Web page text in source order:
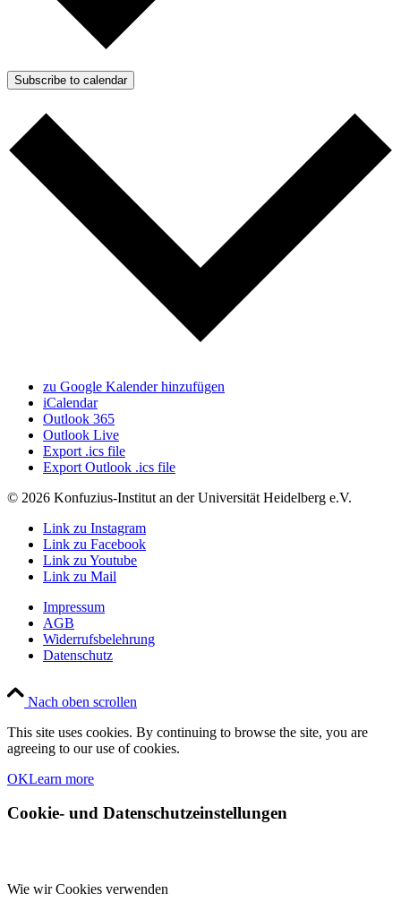
Subscribe to calendar
zu Google Kalender hinzufügen
iCalendar
Outlook 365
Outlook Live
Export .ics file
Export Outlook .ics file
© 2026 Konfuzius-Institut an der Universität Heidelberg e.V.
Link zu Instagram
Link zu Facebook
Link zu Youtube
Link zu Mail
Impressum
AGB
Widerrufsbelehrung
Datenschutz
Nach oben scrollen
This site uses cookies. By continuing to browse the site, you are
agreeing to our use of cookies.
OKLearn more
Cookie- und Datenschutzeinstellungen
Wie wir Cookies verwenden